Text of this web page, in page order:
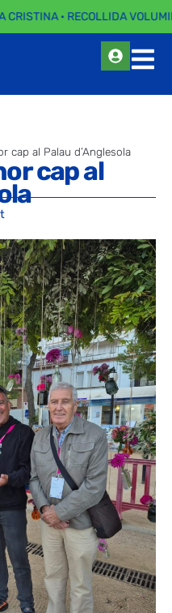
· RECOLLIDA
cap al Palau d’Anglesola
cap al